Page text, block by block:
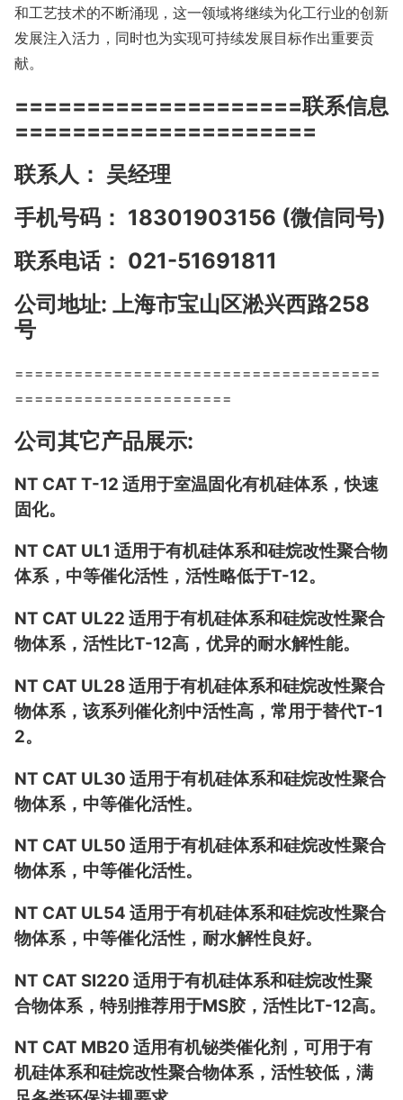
和工艺技术的不断涌现，这一领域将继续为化工行业的创新
发展注入活力，同时也为实现可持续发展目标作出重要贡
献。
====================联系信息
=====================
联系人： 吴经理
手机号码： 18301903156 (微信同号)
联系电话： 021-51691811
公司地址: 上海市宝山区淞兴西路258
号
=====================================
======================
公司其它产品展示:
NT CAT T-12 适用于室温固化有机硅体系，快速
固化。
NT CAT UL1 适用于有机硅体系和硅烷改性聚合物
体系，中等催化活性，活性略低于T-12。
NT CAT UL22 适用于有机硅体系和硅烷改性聚合
物体系，活性比T-12高，优异的耐水解性能。
NT CAT UL28 适用于有机硅体系和硅烷改性聚合
物体系，该系列催化剂中活性高，常用于替代T-1
2。
NT CAT UL30 适用于有机硅体系和硅烷改性聚合
物体系，中等催化活性。
NT CAT UL50 适用于有机硅体系和硅烷改性聚合
物体系，中等催化活性。
NT CAT UL54 适用于有机硅体系和硅烷改性聚合
物体系，中等催化活性，耐水解性良好。
NT CAT SI220 适用于有机硅体系和硅烷改性聚
合物体系，特别推荐用于MS胶，活性比T-12高。
NT CAT MB20 适用有机铋类催化剂，可用于有
机硅体系和硅烷改性聚合物体系，活性较低，满